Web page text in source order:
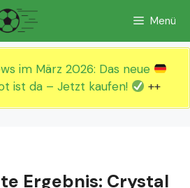
Menü
im März 2026: Das neue
ist da – Jetzt kaufen! ++
Ergebnis: Crystal